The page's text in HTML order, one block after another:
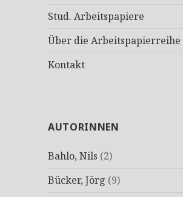
Stud. Arbeitspapiere
Über die Arbeitspapierreihe
Kontakt
AUTORINNEN
Bahlo, Nils (2)
Bücker, Jörg (9)